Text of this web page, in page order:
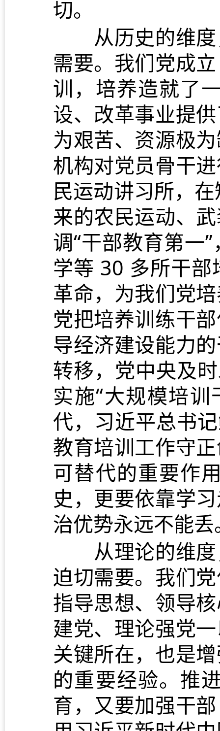
切。
从历史的维度
需要。我们党成
训，培养造就了
设、改革事业提
为艰苦、资源极
机构对党员骨干
民运动讲习所，
来的农民运动、
调“干部教育第一
学等 30 多所干
革命，为我们党
党把培养训练干
导经济建设能力
转移，党中央及
实施“大规模培
代，习近平总书
教育培训工作守
可替代的重要作
史，更要依靠学
治优势永远不能丢
从理论的维度
迫切需要。我们
指导思想、领导
建党、理论强党
关键所在，也是
的重要经验。推
育，又要加强干